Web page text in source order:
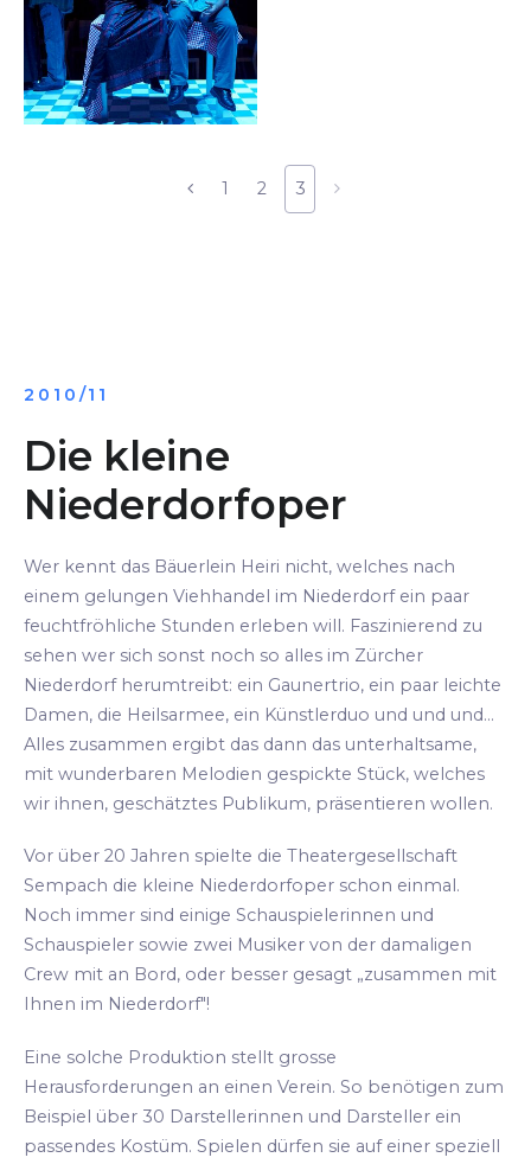
1 2 3
2010/11
Die kleine
Niederdorfoper
Wer kennt das Bäuerlein Heiri nicht, welches nach
einem gelungen Viehhandel im Niederdorf ein paar
feuchtfröhliche Stunden erleben will. Faszinierend zu
sehen wer sich sonst noch so alles im Zürcher
Niederdorf herumtreibt: ein Gaunertrio, ein paar leichte
Damen, die Heilsarmee, ein Künstlerduo und und und...
Alles zusammen ergibt das dann das unterhaltsame,
mit wunderbaren Melodien gespickte Stück, welches
wir ihnen, geschätztes Publikum, präsentieren wollen.
Vor über 20 Jahren spielte die Theatergesellschaft
Sempach die kleine Niederdorfoper schon einmal.
Noch immer sind einige Schauspielerinnen und
Schauspieler sowie zwei Musiker von der damaligen
Crew mit an Bord, oder besser gesagt „zusammen mit
Ihnen im Niederdorf"!
Eine solche Produktion stellt grosse
Herausforderungen an einen Verein. So benötigen zum
Beispiel über 30 Darstellerinnen und Darsteller ein
passendes Kostüm. Spielen dürfen sie auf einer speziell